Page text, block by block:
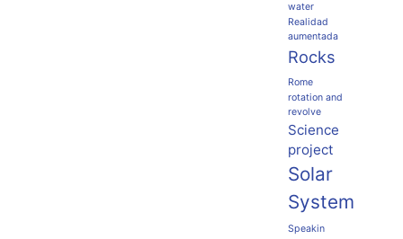
water
Realidad
aumentada
Rocks
Rome
rotation and
revolve
Science
project
Solar
System
Speakin